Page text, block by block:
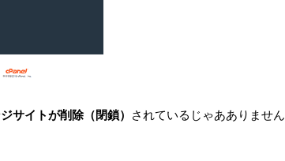
サイトが削除（閉鎖）
されているじゃあありません